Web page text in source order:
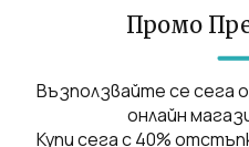
Промо
Възползвайте се сега
онлайн
Купи сега с 40%